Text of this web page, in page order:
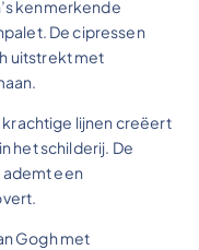
kenmerkende
De cipressen
uitstrekt met
krachtige lijnen creëert
het schilderij. De
ademt een
Gogh met